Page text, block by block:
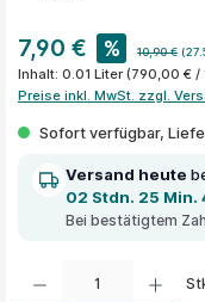
7,90 € % 10,90 €
Inhalt: 0.01 Liter (790,00 € /
Preise inkl. MwSt. zzgl.
Sofort verfügbar,
Versand heute
02 Stdn. 25 Min.
Bei bestätigtem
Produkt Anzahl: Gib den